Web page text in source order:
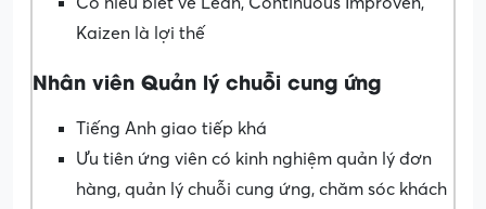
Kaizen là lợi thế
Nhân viên Quản lý chuỗi cung ứng
Tiếng Anh giao tiếp khá
Ưu tiên ứng viên có kinh nghiệm quản lý đơn
hàng, quản lý chuỗi cung ứng, chăm sóc khách